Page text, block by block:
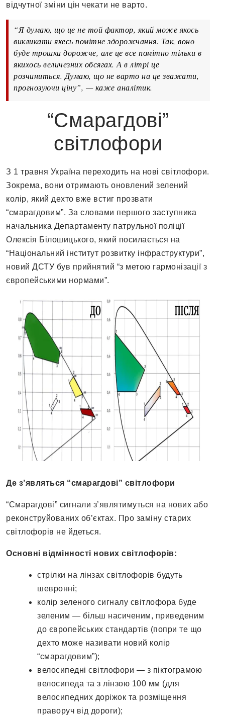
відчутної зміни цін чекати не варто.
“Я думаю, що це не той фактор, який може якось
викликати якесь помітне здорожчання. Так, воно
буде трошки дорожче, але це все помітно тільки в
якихось величезних обсягах. А в літрі це
розчиниться. Думаю, що не варто на це зважати,
прогнозуючи ціну”, — каже аналітик.
“Смарагдові”
світлофори
З 1 травня Україна переходить на нові світлофори.
Зокрема, вони отримають оновлений зелений
колір, який дехто вже встиг прозвати
“смарагдовим”. За словами першого заступника
начальника Департаменту патрульної поліції
Олексія Білошицького, який посилається на
“Національний інститут розвитку інфраструктури”,
новий ДСТУ був прийнятий “з метою гармонізації з
європейськими нормами”.
Де з’являться “смарагдові” світлофори
“Смарагдові” сигнали з’являтимуться на нових або
реконструйованих об’єктах. Про заміну старих
світлофорів не йдеться.
Основні відмінності нових світлофорів:
стрілки на лінзах світлофорів будуть
шевронні;
колір зеленого сигналу світлофора буде
зеленим — більш насиченим, приведеним
до європейських стандартів (попри те що
дехто може називати новий колір
“смарагдовим”);
велосипедні світлофори — з піктограмою
велосипеда та з лінзою 100 мм (для
велосипедних доріжок та розміщення
праворуч від дороги);